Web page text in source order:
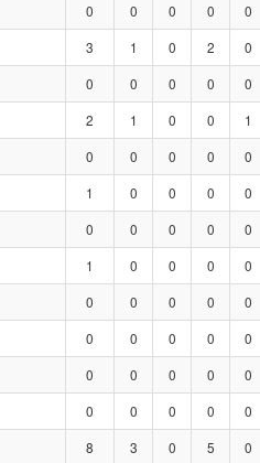
0 0 0 0 0
3 1 0 2 0
0 0 0 0 0
2 1 0 0 1
0 0 0 0 0
1 0 0 0 0
0 0 0 0 0
1 0 0 0 0
0 0 0 0 0
0 0 0 0 0
0 0 0 0 0
0 0 0 0 0
8 3 0 5 0